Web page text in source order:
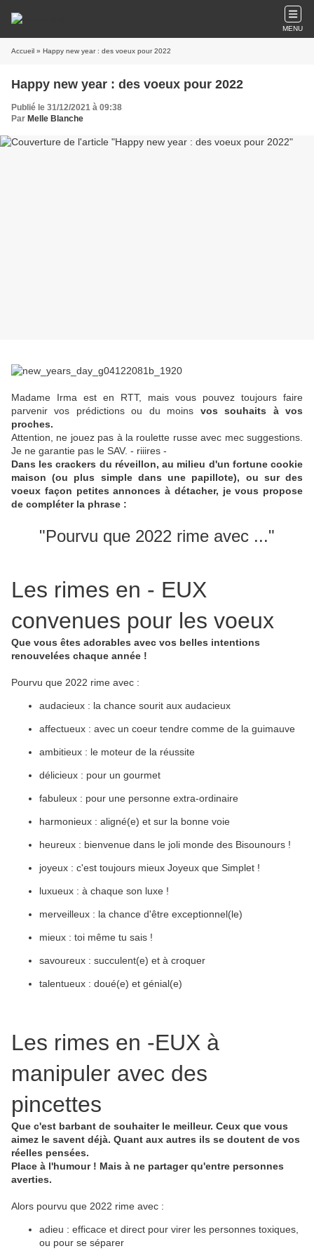
MENU
Accueil » Happy new year : des voeux pour 2022
Happy new year : des voeux pour 2022
Publié le 31/12/2021 à 09:38
Par Melle Blanche
Madame Irma est en RTT, mais vous pouvez toujours faire
parvenir vos prédictions ou du moins vos souhaits à vos
proches.
Attention, ne jouez pas à la roulette russe avec mec suggestions.
Je ne garantie pas le SAV. - riiires -
Dans les crackers du réveillon, au milieu d'un fortune cookie
maison (ou plus simple dans une papillote), ou sur des
voeux façon petites annonces à détacher, je vous propose
de compléter la phrase :
"Pourvu que 2022 rime avec ..."
Les rimes en - EUX
convenues pour les voeux
Que vous êtes adorables avec vos belles intentions
renouvelées chaque année !
Pourvu que 2022 rime avec :
audacieux : la chance sourit aux audacieux
affectueux : avec un coeur tendre comme de la guimauve
ambitieux : le moteur de la réussite
délicieux : pour un gourmet
fabuleux : pour une personne extra-ordinaire
harmonieux : aligné(e) et sur la bonne voie
heureux : bienvenue dans le joli monde des Bisounours !
joyeux : c'est toujours mieux Joyeux que Simplet !
luxueux : à chaque son luxe !
merveilleux : la chance d'être exceptionnel(le)
mieux : toi même tu sais !
savoureux : succulent(e) et à croquer
talentueux : doué(e) et génial(e)
Les rimes en -EUX à
manipuler avec des
pincettes
Que c'est barbant de souhaiter le meilleur. Ceux que vous
aimez le savent déjà. Quant aux autres ils se doutent de vos
réelles pensées.
Place à l'humour ! Mais à ne partager qu'entre personnes
averties.
Alors pourvu que 2022 rime avec :
adieu : efficace et direct pour virer les personnes toxiques,
ou pour se séparer